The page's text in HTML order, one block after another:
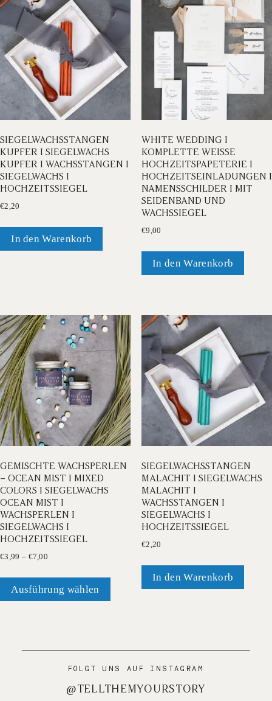
SIEGELWACHSSTANGEN
KUPFER I SIEGELWACHS
KUPFER I WACHSSTANGEN I
SIEGELWACHS I
HOCHZEITSSIEGEL
€2,20
In den Warenkorb
WHITE WEDDING I
KOMPLETTE WEISSE H
OCHZEITSPAPETERIE I H
OCHZEITSEINLADUNGEN I N
AMENSSCHILDER I MIT S
EIDENBAND UND W
ACHSSIEGEL
€9,00
In den Warenkorb
GEMISCHTE WACHSPERLEN
– OCEAN MIST I MIXED
COLORS I SIEGELWACHS
OCEAN MIST I
WACHSPERLEN I
SIEGELWACHS I
HOCHZEITSSIEGEL
€3,99 – €7,00
€7,00
Ausführung wählen
weist
können
SIEGELWACHSSTANGEN
MALACHIT I SIEGELWACHS
MALACHIT I
WACHSSTANGEN I
SIEGELWACHS I
HOCHZEITSSIEGEL
€2,20
In den Warenkorb
FOLGT UNS AUF INSTAGRAM
@TELLTHEMYOURSTORY